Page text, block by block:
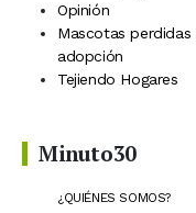
Opinión
Mascotas perdidas
adopción
Tejiendo Hogares
Minuto30
¿QUIÉNES SOMOS?